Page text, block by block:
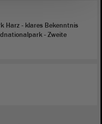
Harz - klares Bekenntnis
- Zweite